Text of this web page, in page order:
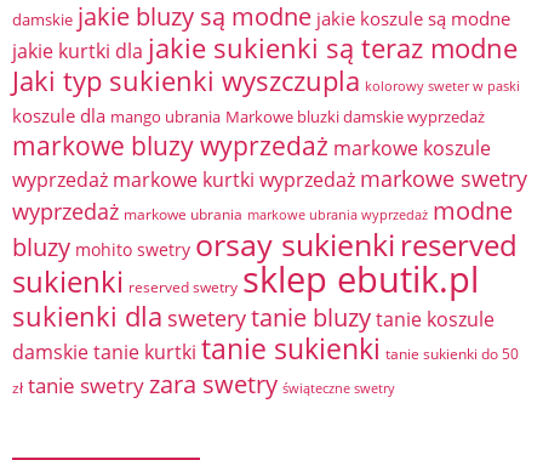
damskie jakie bluzy są modne jakie koszule są modne
jakie kurtki dla jakie sukienki są teraz modne
Jaki typ sukienki wyszczupla kolorowy sweter w paski
koszule dla mango ubrania Markowe bluzki damskie wyprzedaż
markowe bluzy wyprzedaż markowe koszule
wyprzedaż markowe kurtki wyprzedaż markowe swetry
wyprzedaż markowe ubrania markowe ubrania wyprzedaż modne
bluzy mohito swetry orsay sukienki reserved
sukienki reserved swetry sklep ebutik.pl
sukienki dla sweterytanie bluzytanie koszule
damskietanie kurtki tanie sukienki tanie sukienki do 50
zł tanie swetryzara swetry świąteczne swetry